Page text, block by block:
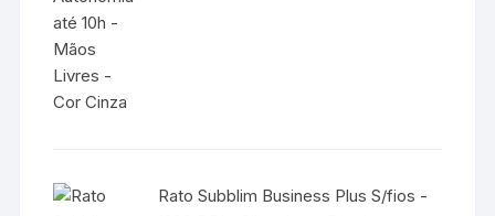
Rato Subblim Business Plus S/fios -